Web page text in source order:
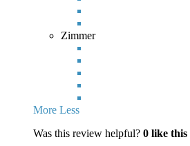
Zimmer
More Less
Was this review helpful? 0 like this